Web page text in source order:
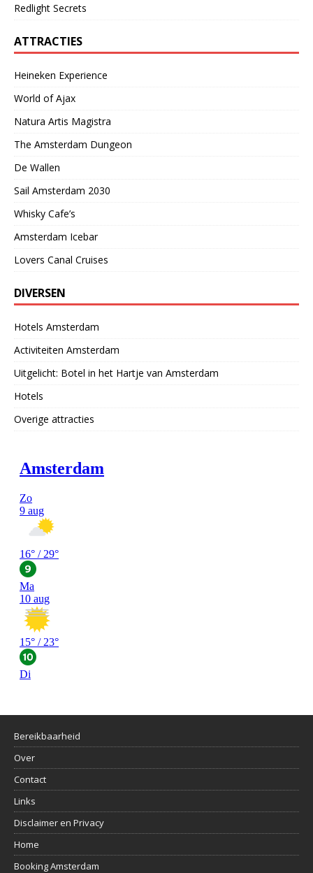
Redlight Secrets
ATTRACTIES
Heineken Experience
World of Ajax
Natura Artis Magistra
The Amsterdam Dungeon
De Wallen
Sail Amsterdam 2030
Whisky Cafe’s
Amsterdam Icebar
Lovers Canal Cruises
DIVERSEN
Hotels Amsterdam
Activiteiten Amsterdam
Uitgelicht: Botel in het Hartje van Amsterdam
Hotels
Overige attracties
Bereikbaarheid
Over
Contact
Links
Disclaimer en Privacy
Home
Booking Amsterdam